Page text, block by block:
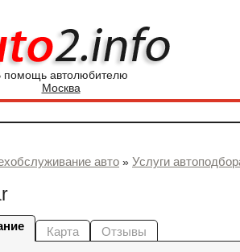
помощь автолюбителю
Москва
авто » Услуги
Карта Отзывы